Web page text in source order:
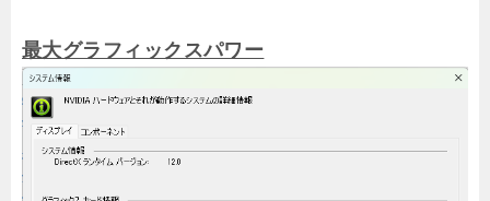
最大グラフィックスパワー